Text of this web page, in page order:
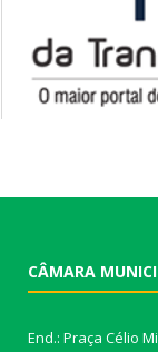
CÂMARA
End.: Praça Célio